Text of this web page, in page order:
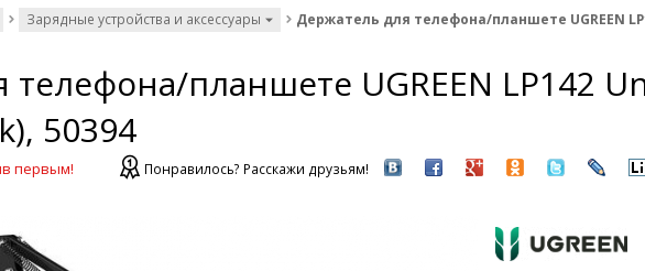
Зарядные устройства и аксессуары Держатель для телефона/планшете UGREEN
телефона/планшете UGREEN LP142
50394
первым! Понравилось? Расскажи друзьям!